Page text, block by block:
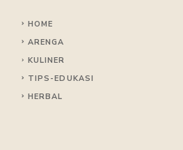
HOME
ARENGA
KULINER
TIPS -EDUKASI
HERBAL